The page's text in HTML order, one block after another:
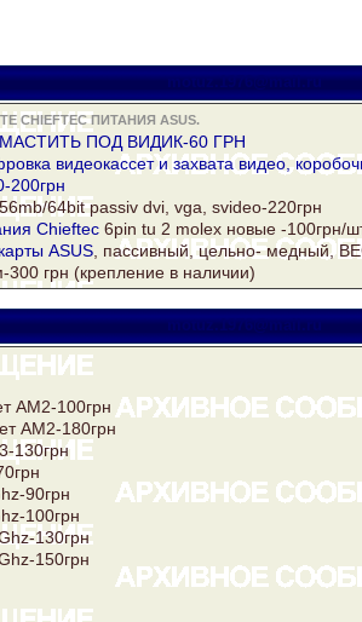
motuz.1976@mail.ru
CHIEFTEC ПИТАНИЯ ASUS.
ПОД ВИДИК-60 ГРН
видеокассет и захвата видео,
200грн
64bit passiv dvi, vga, svideo-220грн
Chieftec 6рin tu 2 molex новые -100грн/
ASUS , пассивный, цельно- медный,
грн (крепление в наличии)
motuz.1976@mail.ru
АМ2-100грн
АМ2-180грн
130грн
90грн
100грн
130грн
150грн